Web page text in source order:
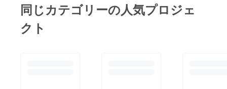
同じカテゴリーの人気プロジェ
クト